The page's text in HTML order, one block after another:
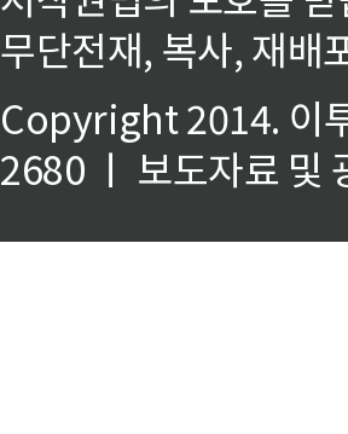
무단전재, 복사, 재배
Copyright 2014. 이
2680 ㅣ 보도자료